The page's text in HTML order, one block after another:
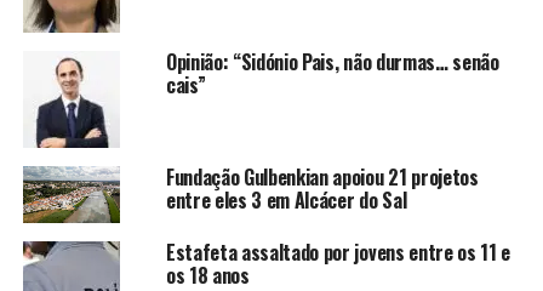
Opinião: “Sidónio Pais, não durmas… senão
cais”
Fundação Gulbenkian apoiou 21 projetos
entre eles 3 em Alcácer do Sal
Estafeta assaltado por jovens entre os 11 e
os 18 anos